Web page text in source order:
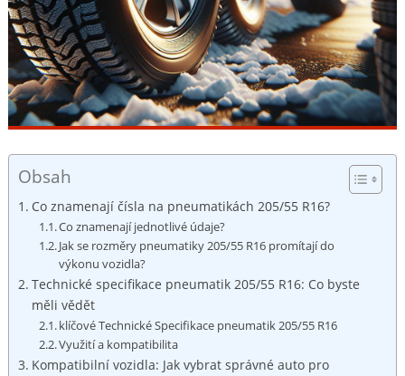
Obsah
Co znamenají ​čísla ‌na pneumatikách 205/55 R16?
Co znamenají jednotlivé údaje?
Jak ‍se rozměry pneumatiky 205/55 R16 promítají do
výkonu ⁣vozidla?
Technické specifikace pneumatik ‌205/55 R16: Co byste
měli‌ vědět
klíčové Technické Specifikace pneumatik 205/55 R16
Využití a kompatibilita
Kompatibilní vozidla: Jak vybrat správné auto pro